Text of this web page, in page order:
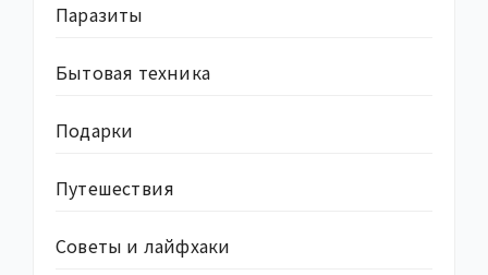
Паразиты
Бытовая техника
Подарки
Путешествия
Советы и лайфхаки